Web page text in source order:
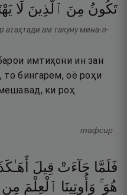
تَكُونُ مِنَ ٱلَّذِينَ لَا
атаҳтади ам такуну мина-л-
имтиҳони ин зан
то бингарем, оё роҳи
ки роҳ
тафсир
فَلَمَّا جَآءَتْ قِيلَ
هُوَ ۚ وَأُوتِينَا ٱلْعِلْمَ مِن